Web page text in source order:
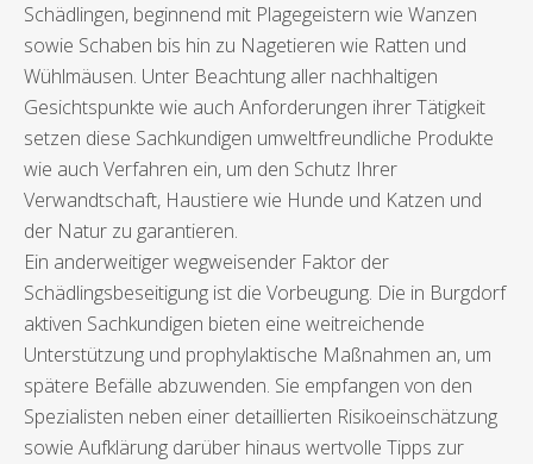
Schädlingen, beginnend mit Plagegeistern wie Wanzen
sowie Schaben bis hin zu Nagetieren wie Ratten und
Wühlmäusen. Unter Beachtung aller nachhaltigen
Gesichtspunkte wie auch Anforderungen ihrer Tätigkeit
setzen diese Sachkundigen umweltfreundliche Produkte
wie auch Verfahren ein, um den Schutz Ihrer
Verwandtschaft, Haustiere wie Hunde und Katzen und
der Natur zu garantieren.
Ein anderweitiger wegweisender Faktor der
Schädlingsbeseitigung ist die Vorbeugung. Die in Burgdorf
aktiven Sachkundigen bieten eine weitreichende
Unterstützung und prophylaktische Maßnahmen an, um
spätere Befälle abzuwenden. Sie empfangen von den
Spezialisten neben einer detaillierten Risikoeinschätzung
sowie Aufklärung darüber hinaus wertvolle Tipps zur